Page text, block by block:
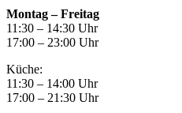
Montag –Freitag
11:30 – 14:30 Uhr
17:00 – 23:00 Uhr
Küche:
11:30 – 14:00 Uhr
17:00 – 21:30 Uhr